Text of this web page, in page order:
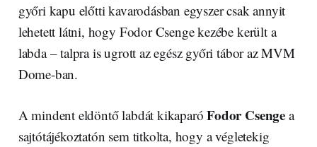
győri kapu előtti kavarodásban egyszer csak annyit
lehetett látni, hogy Fodor Csenge kezébe került a
labda – talpra is ugrott az egész győri tábor az MVM
Dome-ban.
A mindent eldöntő labdát kikaparóFodor Csengea
sajtótájékoztatón sem titkolta, hogy a végletekig